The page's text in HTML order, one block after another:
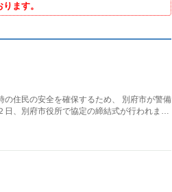
ます。
住民の安全を確保するため、 別府市が警備
日、別府市役所で協定の締結式が行われま…